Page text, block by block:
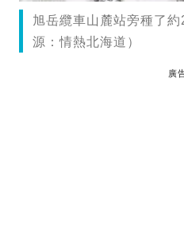
旭岳纜車山麓站旁種了
源：情熱北海道）
廣